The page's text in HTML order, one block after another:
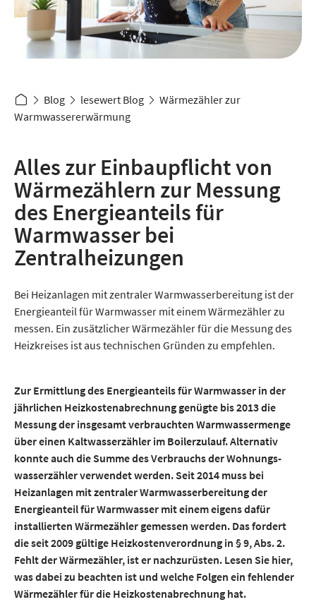
Blog lesewert Blog
Wärmezähler zur
Warmwassererwärmung
Alles zur Einbaupflicht von
Wärmezählern zur Messung
des Energieanteils für
Warmwasser bei
Zentralheizungen
Bei Heizanlagen mit zentraler Warmwasser­bereitung ist der
Energieanteil für Warmwasser mit einem Wärmezähler zu
messen. Ein zusätzlicher Wärmezähler für die Messung des
Heizkreises ist aus technischen Gründen zu empfehlen.
Zur Ermittlung des Energieanteils für Warmwasser in der
jährlichen Heizkosten­abrechnung genügte bis 2013 die
Messung der insgesamt verbrauchten Warmwasser­menge
über einen Kaltwasser­zähler im Boilerzulauf. Alternativ
konnte auch die Summe des Verbrauchs der Wohnungs­
wasserzähler verwendet werden. Seit 2014 muss bei
Heizanlagen mit zentraler Warmwasser­bereitung der
Energieanteil für Warmwasser mit einem eigens dafür
installierten Wärmezähler gemessen werden. Das fordert
die seit 2009 gültige Heizkosten­verordnung in § 9, Abs. 2.
Fehlt der Wärmezähler, ist er nachzurüsten. Lesen Sie hier,
was dabei zu beachten ist und welche Folgen ein fehlender
Wärmezähler für die Heizkosten­abrechnung hat.